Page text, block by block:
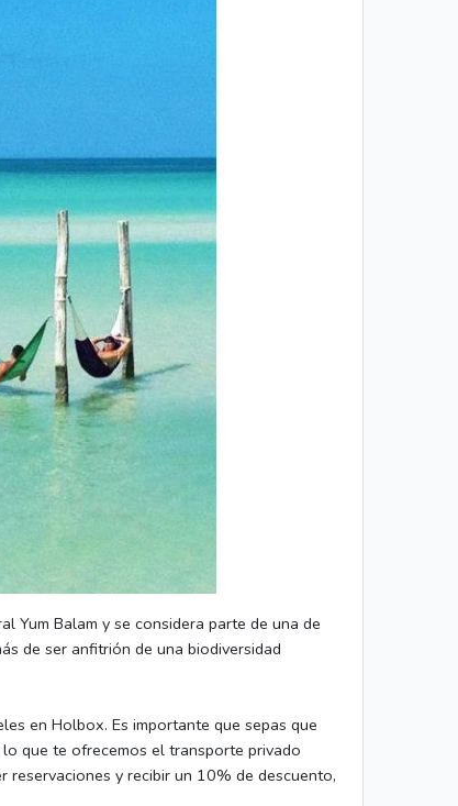
Yum Balam y se considera parte de una de
de ser anfitrión de una biodiversidad
en Holbox. Es importante que sepas que
que te ofrecemos el transporte privado
reservaciones y recibir un 10% de descuento,